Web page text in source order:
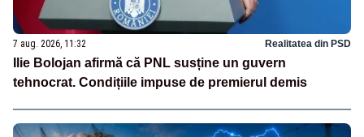
7 aug. 2026, 11:32 Realitatea din PSD
Ilie Bolojan afirmă că PNL susține un guvern
tehnocrat. Condițiile impuse de premierul demis